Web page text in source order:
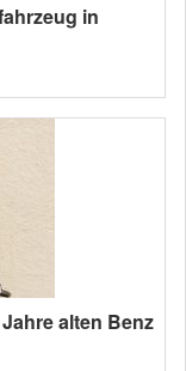
in
alten Benz